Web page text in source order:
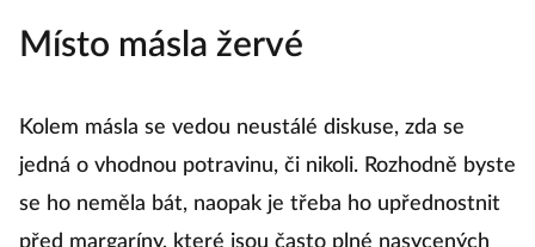
Místo másla žervé
Kolem másla se vedou neustálé diskuse, zda se
jedná o vhodnou potravinu, či nikoli. Rozhodně byste
se ho neměla bát, naopak je třeba ho upřednostnit
před margaríny, které jsou často plné nasycených